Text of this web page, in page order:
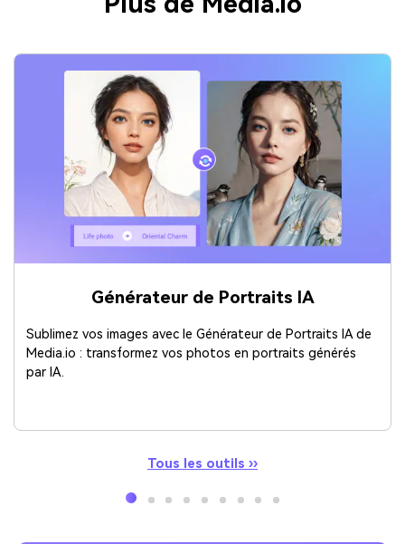
Générateur de Portraits IA
Sublimez vos images avec le Générateur de Portraits IA de
Media.io : transformez vos photos en portraits générés
par IA.
Tous les outils ››